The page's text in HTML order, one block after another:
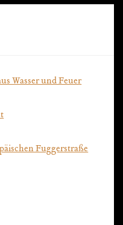
Wasser und Feuer
Fuggerstraße